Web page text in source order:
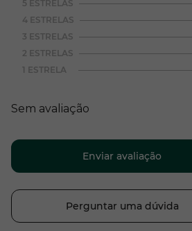
5 ESTRELAS
4 ESTRELAS
3 ESTRELAS
2 ESTRELAS
1 ESTRELA
Sem avaliação
Enviar avaliação
Perguntar uma dúvida